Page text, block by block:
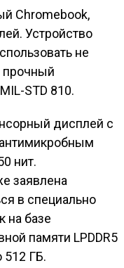
Chromebook,
Устройство
не
прочный
STD 810.
дисплей с
нит.
заявлена
в специально
на базе
памяти LPDDR5
512 ГБ.